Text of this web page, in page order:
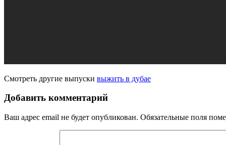
Смотреть другие выпуски выжить в дубае
Добавить комментарий
Ваш адрес email не будет опубликован. Обязательные поля